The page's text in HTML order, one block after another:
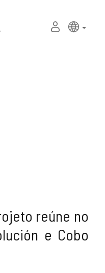
MEU
ESPAÇO
Seletor
de
reúne no
e Cobo